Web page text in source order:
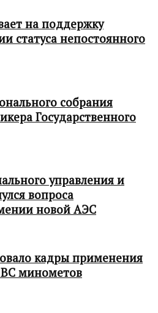
на поддержку
статуса непостоянного
собрания
Государственного
управления и
вопроса
новой АЭС
кадры применения
минометов